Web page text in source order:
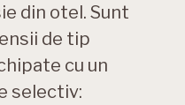
din otel. Sunt
de tip
cu un
selectiv: